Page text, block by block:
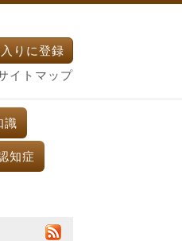
りに登録
イトマップ
識
知症